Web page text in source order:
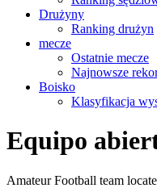
Drużyny
Ranking drużyn
mecze
Ostatnie mecze
Najnowsze
Boisko
Klasyfikacja
Equipo
Amateur Football team